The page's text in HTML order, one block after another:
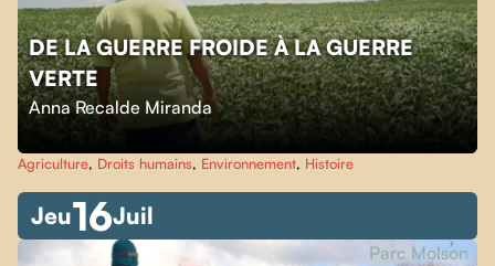
DE LA GUERRE FROIDE À LA GUERRE
VERTE
Anna Recalde Miranda
Agriculture, Droits humains, Environnement, Histoire
Jeu16Juil
Parc Molson